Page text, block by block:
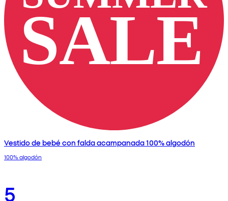
Vestido de bebé con falda acampanada 100% algodón
100% algodón
5